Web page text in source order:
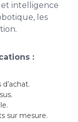
et intelligence
les
:
sur mesure.